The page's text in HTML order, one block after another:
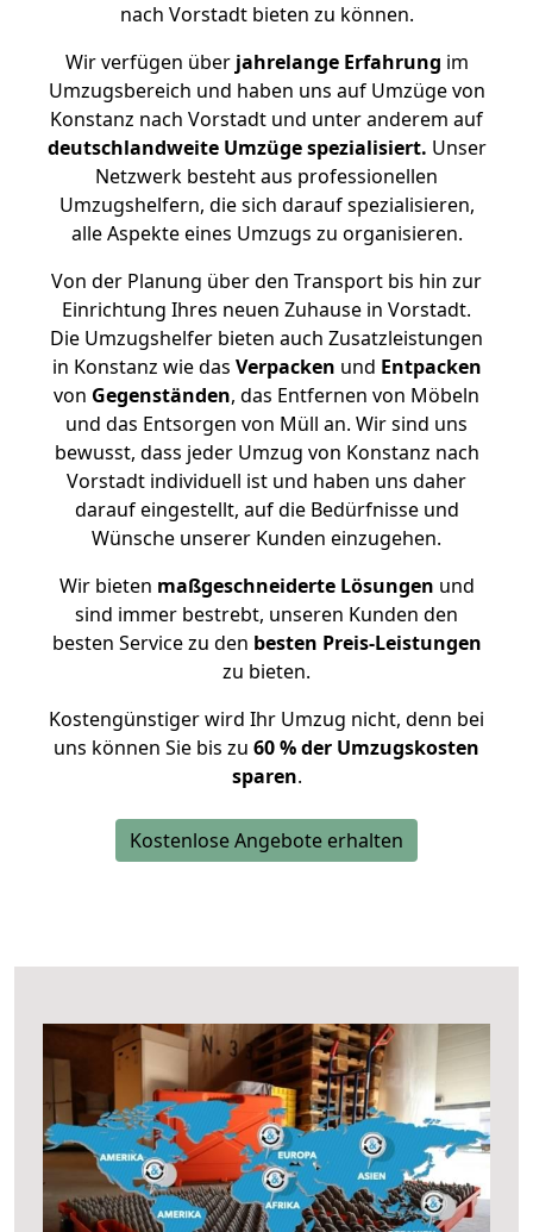
nach Vorstadt bieten zu können.
Wir verfügen überjahrelange Erfahrung im
Umzugsbereich und haben uns auf Umzüge von
Konstanz nach Vorstadt und unter anderem auf
deutschlandweite Umzüge spezialisiert. Unser
Netzwerk besteht aus professionellen
Umzugshelfern, die sich darauf spezialisieren,
alle Aspekte eines Umzugs zu organisieren.
Von der Planung über den Transport bis hin zur
Einrichtung Ihres neuen Zuhause in Vorstadt.
Die Umzugshelfer bieten auch Zusatzleistungen
in Konstanz wie das Verpacken und Entpacken
von Gegenständen, das Entfernen von Möbeln
und das Entsorgen von Müll an. Wir sind uns
bewusst, dass jeder Umzug von Konstanz nach
Vorstadt individuell ist und haben uns daher
darauf eingestellt, auf die Bedürfnisse und
Wünsche unserer Kunden einzugehen.
Wir bieten maßgeschneiderte Lösungen und
sind immer bestrebt, unseren Kunden den
besten Service zu den besten Preis-Leistungen
zu bieten.
Kostengünstiger wird Ihr Umzug nicht, denn bei
uns können Sie bis zu 60 % der Umzugskosten
sparen.
Kostenlose Angebote erhalten